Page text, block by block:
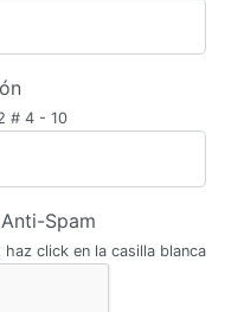
# 4 - 10
Spam
click en la casilla blanca